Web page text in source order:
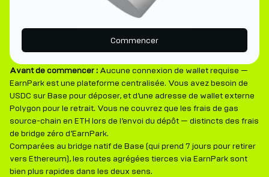
Commencer
Avant de commencer : Aucune connexion de wallet requise —
EarnPark est une plateforme centralisée. Vous avez besoin de
USDC sur Base pour déposer, et d’une adresse de wallet externe
Polygon pour le retrait. Vous ne couvrez que les frais de gas
source-chain en ETH lors de l’envoi du dépôt — distincts des frais
de bridge zéro d’EarnPark.
Comparées au bridge natif de Base (qui prend 7 jours pour retirer
vers Ethereum), les routes agrégées tierces via EarnPark sont
bien plus rapides dans les deux sens.